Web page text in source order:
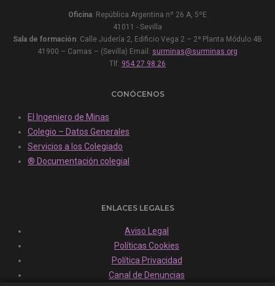
Oficina: República Argentina nº 26 A, 5ºE
41011 - Sevilla
Sala de formación: Calle Judería 2, Edificio Vega 2 – 2ª Planta Módulo 4B
41900 – Camas – (Sevilla) Email: surminas@surminas.org
Tlf: 954 27 98 26
CONÓCENOS
El Ingeniero de Minas
Colegio – Datos Generales
Servicios a los Colegiado
® Documentación colegial
ENLACES LEGALES
Aviso Legal
Políticas Cookies
Política Privacidad
Canal de Denuncias